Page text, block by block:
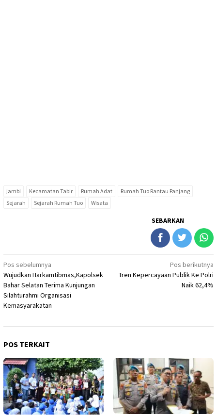
jambi Kecamatan Tabir Rumah Adat
Rumah Tuo Rantau Panjang
Sejarah
Sejarah Rumah Tuo Wisata
SEBARKAN
Navigasi
pos
Pos sebelumnya
Wujudkan Harkamtibmas,Kapolsek
Bahar Selatan Terima Kunjungan
Silahturahmi Organisasi
Kemasyarakatan
Pos berikutnya
Tren Kepercayaan Publik Ke Polri
Naik 62,4%
POS TERKAIT